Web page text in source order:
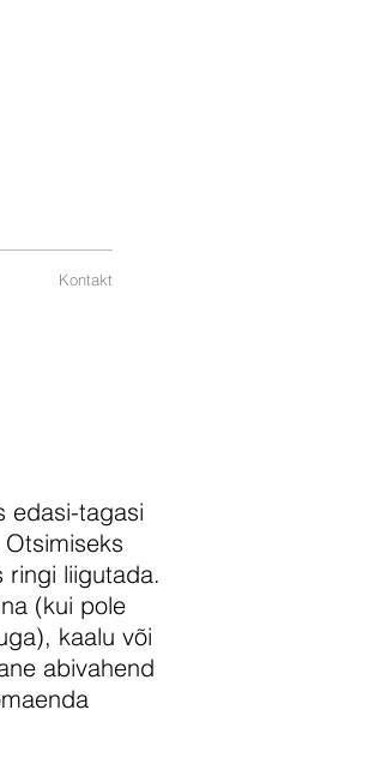
Kontakt
edasi-tagasi
ringi liigutada.
(kui pole
kaalu või
abivahend